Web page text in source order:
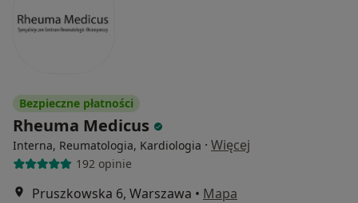
Bezpieczne płatności
Rheuma Medicus
Interna, Reumatologia, Kardiologia · Więcej
192 opinie
Pruszkowska 6, Warszawa • Mapa